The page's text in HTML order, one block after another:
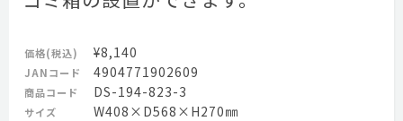
価格(税込) ¥8,140
JANコード 4904771902609
商品コード DS-194-823-3
サイズ W408×D568×H270㎜